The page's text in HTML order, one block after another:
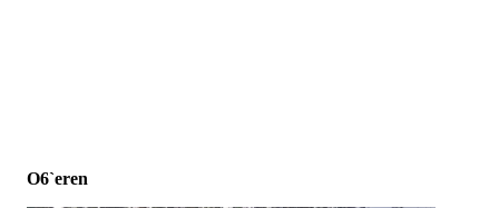
O6`eren